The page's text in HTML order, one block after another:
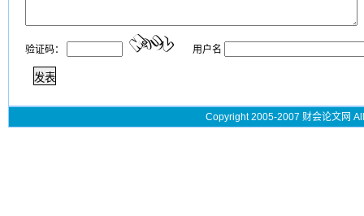
验证码： 用户名
Copyright 2005-2007 财会论文网